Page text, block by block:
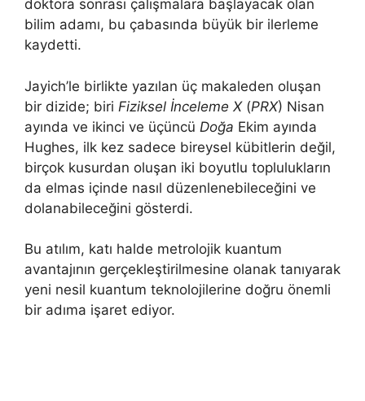
doktora sonrası çalışmalara başlayacak olan
bilim adamı, bu çabasında büyük bir ilerleme
kaydetti.
Jayich’le birlikte yazılan üç makaleden oluşan
bir dizide; biri Fiziksel İnceleme X(PRX) Nisan
ayında ve ikinci ve üçüncü Doğa Ekim ayında
Hughes, ilk kez sadece bireysel kübitlerin değil,
birçok kusurdan oluşan iki boyutlu toplulukların
da elmas içinde nasıl düzenlenebileceğini ve
dolanabileceğini gösterdi.
Bu atılım, katı halde metrolojik kuantum
avantajının gerçekleştirilmesine olanak tanıyarak
yeni nesil kuantum teknolojilerine doğru önemli
bir adıma işaret ediyor.